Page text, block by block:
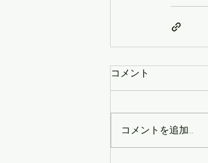
コメント
コメントを追加…